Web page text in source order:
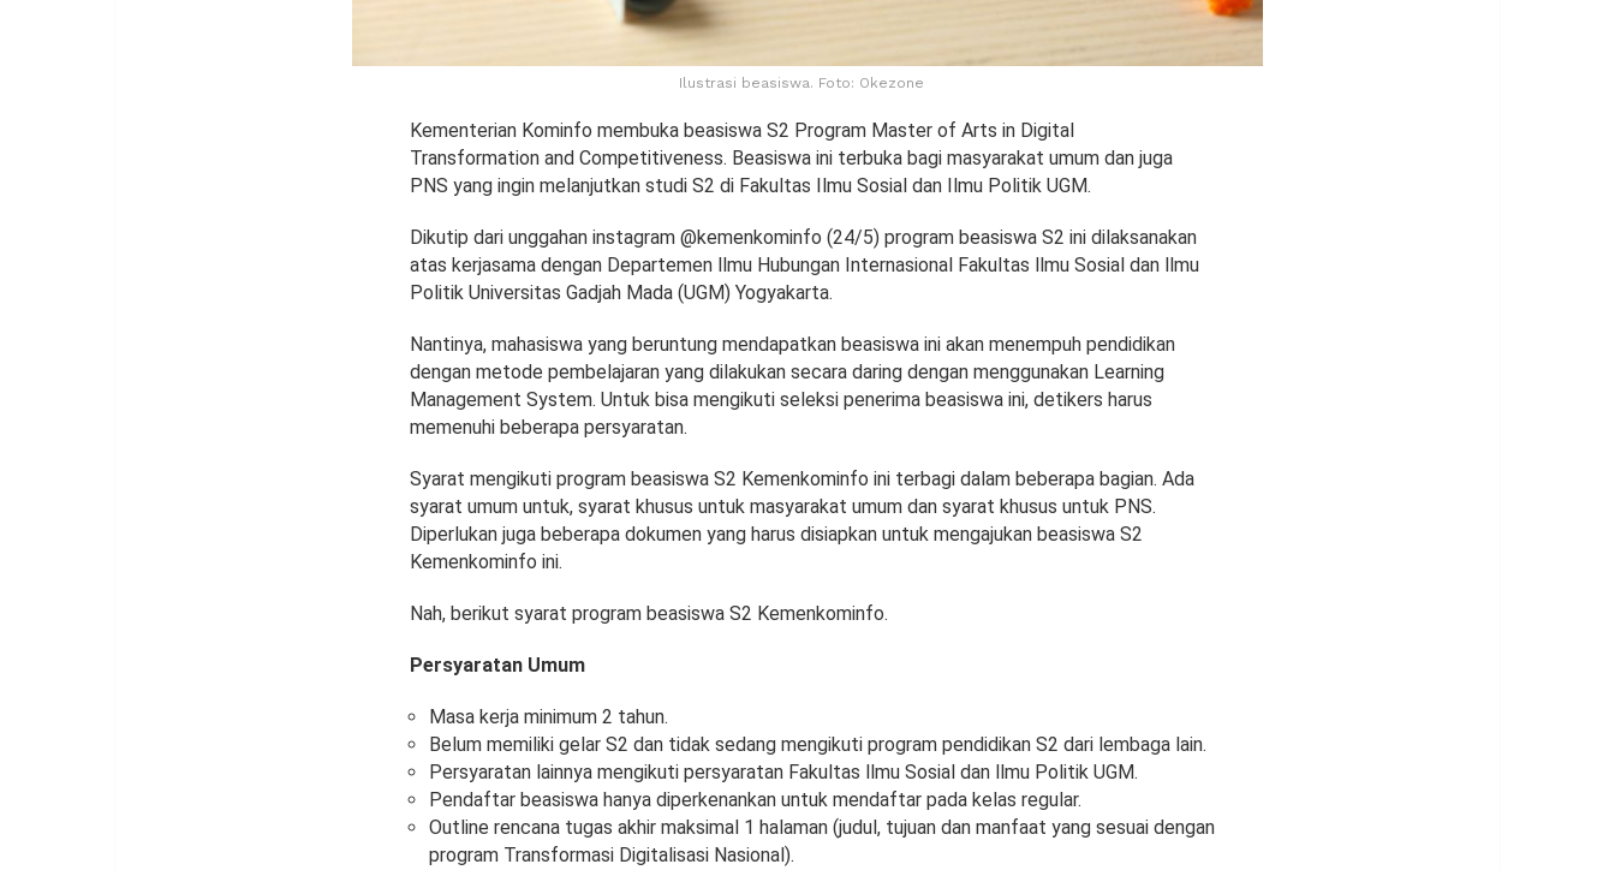
Ilustrasi beasiswa. Foto: Okezone
Kementerian Kominfo membuka beasiswa S2 Program Master of Arts in Digital
Transformation and Competitiveness. Beasiswa ini terbuka bagi masyarakat umum dan juga
PNS yang ingin melanjutkan studi S2 di Fakultas Ilmu Sosial dan Ilmu Politik UGM.
Dikutip dari unggahan instagram @kemenkominfo (24/5) program beasiswa S2 ini dilaksanakan
atas kerjasama dengan Departemen llmu Hubungan Internasional Fakultas llmu Sosial dan llmu
Politik Universitas Gadjah Mada (UGM) Yogyakarta.
Nantinya, mahasiswa yang beruntung mendapatkan beasiswa ini akan menempuh pendidikan
dengan metode pembelajaran yang dilakukan secara daring dengan menggunakan Learning
Management System. Untuk bisa mengikuti seleksi penerima beasiswa ini, detikers harus
memenuhi beberapa persyaratan.
Syarat mengikuti program beasiswa S2 Kemenkominfo ini terbagi dalam beberapa bagian. Ada
syarat umum untuk, syarat khusus untuk masyarakat umum dan syarat khusus untuk PNS.
Diperlukan juga beberapa dokumen yang harus disiapkan untuk mengajukan beasiswa S2
Kemenkominfo ini.
Nah, berikut syarat program beasiswa S2 Kemenkominfo.
Persyaratan Umum
Masa kerja minimum 2 tahun.
Belum memiliki gelar S2 dan tidak sedang mengikuti program pendidikan S2 dari lembaga lain.
Persyaratan lainnya mengikuti persyaratan Fakultas llmu Sosial dan llmu Politik UGM.
Pendaftar beasiswa hanya diperkenankan untuk mendaftar pada kelas regular.
Outline rencana tugas akhir maksimal 1 halaman (judul, tujuan dan manfaat yang sesuai dengan
program Transformasi Digitalisasi Nasional).